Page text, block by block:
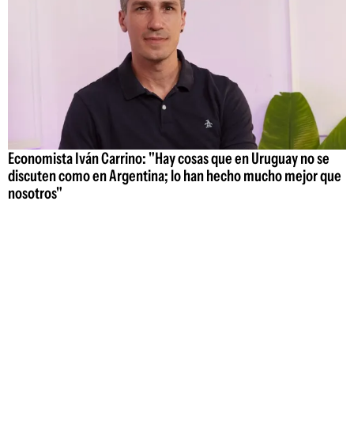
Economista Iván Carrino: "Hay cosas que en Uruguay no se
discuten como en Argentina; lo han hecho mucho mejor que
nosotros"